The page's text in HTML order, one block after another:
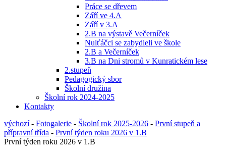
Práce se dřevem
Září ve 4.A
Září v 3.A
2.B na výstavě Večerníček
Nulťáčci se zabydleli ve škole
2.B a Večerníček
3.B na Dni stromů v Kunratickém lese
2.stupeň
Pedagogický sbor
Školní družina
Školní rok 2024-2025
Kontakty
výchozí- Fotogalerie - Školní rok 2025-2026 - První stupeň a
přípravní třída - První týden roku 2026 v 1.B
První týden roku 2026 v 1.B